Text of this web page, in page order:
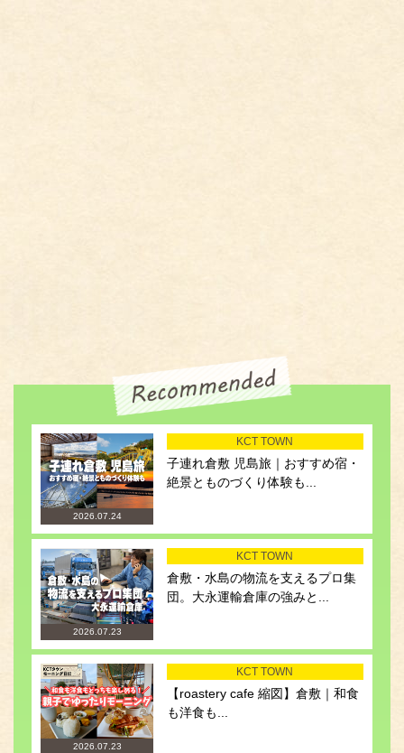
2026.07.24
KCT TOWN
子連れ倉敷 児島旅｜おすすめ宿・
絶景とものづくり体験も...
2026.07.23
KCT TOWN
倉敷・水島の物流を支えるプロ集
団。大永運輸倉庫の強みと...
2026.07.23
KCT TOWN
【roastery cafe 縮図】倉敷｜和食
も洋食も...